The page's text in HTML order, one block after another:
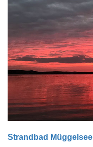
Strandbad Müggelsee